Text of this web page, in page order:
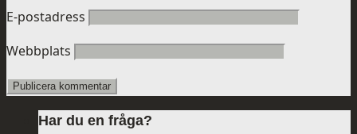
E-postadress
Webbplats
Har du en fråga?